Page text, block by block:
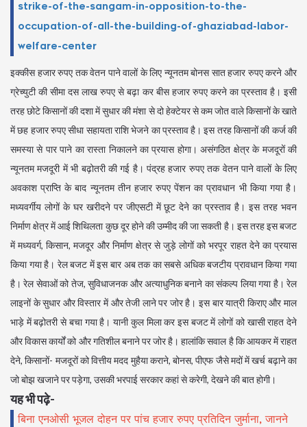
strike-of-the-sangam-in-opposition-to-the-
occupation-of-all-the-building-of-ghaziabad-labor-
welfare-center
इक्कीस हजार रुपए तक वेतन पाने वालों के लिए न्यूनतम बोनस सात हजार रुपए करने और
ग्रेच्युटी की सीमा दस लाख रुपए से बढ़ा कर बीस हजार रुपए करने का प्रस्ताव है। इसी
तरह छोटे किसानों की दशा में सुधार की मंशा से दो हेक्टेयर से कम जोत वाले किसानों के खाते
में छह हजार रुपए सीधा सहायता राशि भेजने का प्रस्ताव है। इस तरह किसानों की कर्ज की
समस्या से पार पाने का रास्ता निकालने का प्रयास होगा। असंगठित क्षेत्र के मजदूरों की
न्यूनतम मजदूरी में भी बढ़ोतरी की गई है। पंद्रह हजार रुपए तक वेतन पाने वालों के लिए
अवकाश प्राप्ति के बाद न्यूनतम तीन हजार रुपए पेंशन का प्रावधान भी किया गया है।
मध्यवर्गीय लोगों के घर खरीदने पर जीएसटी में छूट देने का प्रस्ताव है। इस तरह भवन
निर्माण क्षेत्र में आई शिथिलता कुछ दूर होने की उम्मीद की जा सकती है। इस तरह इस बजट
में मध्यवर्ग, किसान, मजदूर और निर्माण क्षेत्र से जुड़े लोगों को भरपूर राहत देने का प्रयास
किया गया है। रेल बजट में इस बार अब तक का सबसे अधिक बजटीय प्रावधान किया गया
है। रेल सेवाओं को तेज, सुविधाजनक और अत्याधुनिक बनाने का संकल्प लिया गया है। रेल
लाइनों के सुधार और विस्तार में और तेजी लाने पर जोर है। इस बार यात्री किराए और माल
भाड़े में बढ़ोतरी से बचा गया है। यानी कुल मिला कर इस बजट में लोगों को खासी राहत देने
और विकास कार्यों को और गतिशील बनाने पर जोर है। हालांकि सवाल है कि आयकर में राहत
देने, किसानों- मजदूरों को वित्तीय मदद मुहैया कराने, बोनस, पीएफ जैसे मदों में खर्च बढ़ाने का
जो बोझ खजाने पर पड़ेगा, उसकी भरपाई सरकार कहां से करेगी, देखने की बात होगी।
यह भी पढ़े-
बिना एनओसी भूजल दोहन पर पांच हजार रुपए प्रतिदिन जुर्माना, जानने